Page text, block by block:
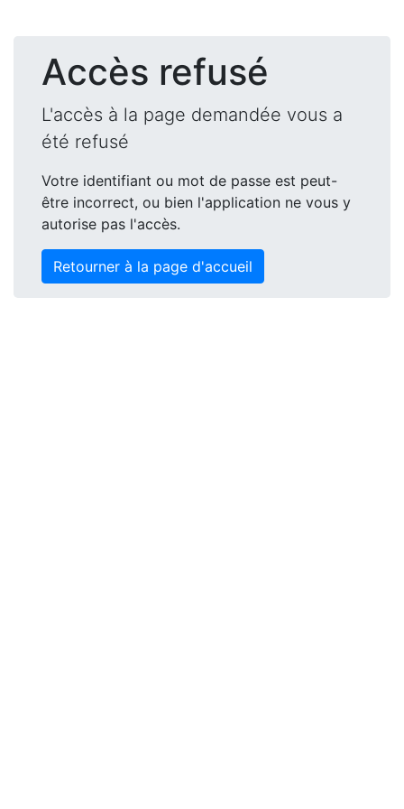
Accès refusé
L'accès à la page demandée vous a
été refusé
Votre identifiant ou mot de passe est peut-
être incorrect, ou bien l'application ne vous y
autorise pas l'accès.
Retourner à la page d'accueil